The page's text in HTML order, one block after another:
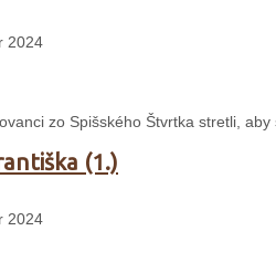
2024
zo Spišského Štvrtka stretli,
(1.)
2024